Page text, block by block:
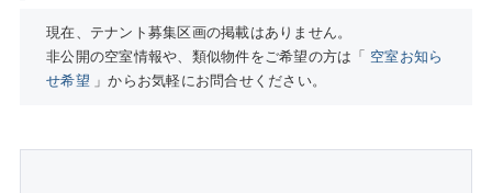
現在、テナント募集区画の掲載はありません。
非公開の空室情報や、類似物件をご希望の方は「 空室お知ら
せ希望 」からお気軽にお問合せください。